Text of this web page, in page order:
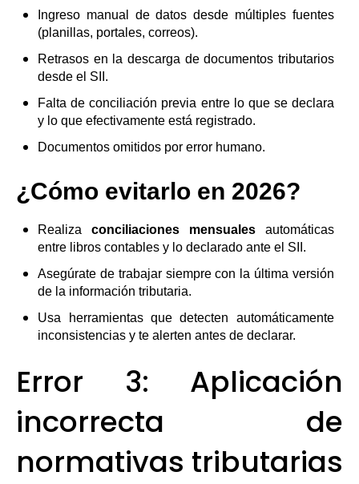
Ingreso manual de datos desde múltiples fuentes
(planillas, portales, correos).
Retrasos en la descarga de documentos tributarios
desde el SII.
Falta de conciliación previa entre lo que se declara
y lo que efectivamente está registrado.
Documentos omitidos por error humano.
¿Cómo evitarlo en 2026?
Realizaconciliaciones mensualesautomáticas
entre libros contables y lo declarado ante el SII.
Asegúrate de trabajar siempre con la última versión
de la información tributaria.
Usa herramientas que detecten automáticamente
inconsistencias y te alerten antes de declarar.
Error 3: Aplicación
incorrecta de
normativas tributarias